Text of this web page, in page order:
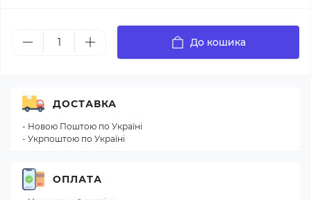
До кошика
ДОСТАВКА
- Новою Поштою по Україні
- Укрпоштою по Україні
ОПЛАТА